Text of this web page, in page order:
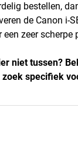
bestellen,
de Canon i-
zeer scherpe
niet tussen?
zoek specifiek